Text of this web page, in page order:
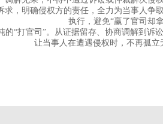
，明确侵权方的责任，全力为当事人
执行，避免“赢了官司却
“打官司”。从证据留存、协商调解到
让当事人在遭遇侵权时，不再孤立